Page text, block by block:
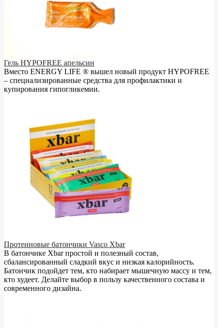
Гель HYPOFREE апельсин
Вместо ENERGY LIFE ® вышел новый продукт HYPOFREE
– cпециализированные средства для профилактики и
купирования гипогликемии.
Протеиновые батончики Vasco Xbar
В батончике Xbar простой и полезный состав,
сбалансированный сладкий вкус и низкая калорийность.
Батончик подойдет тем, кто набирает мышечную массу и тем,
кто худеет. Делайте выбор в пользу качественного состава и
современного дизайна.